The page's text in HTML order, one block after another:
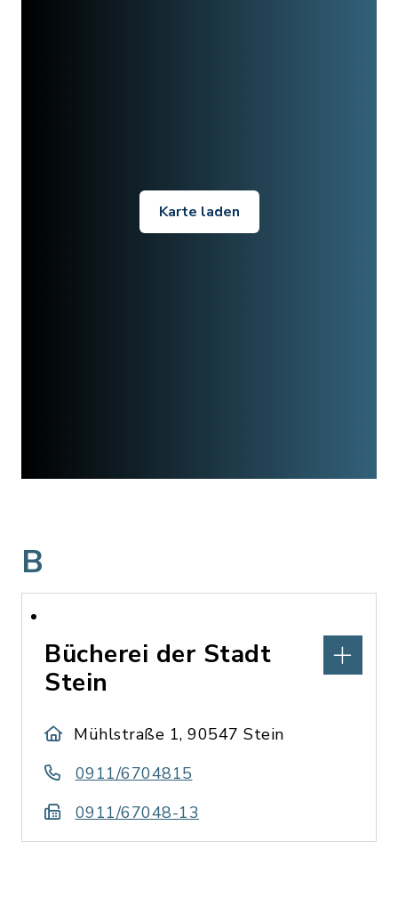
Karte laden
B
Bücherei der Stadt
Stein
Mühlstraße 1, 90547 Stein
0911/6704815
0911/67048-13